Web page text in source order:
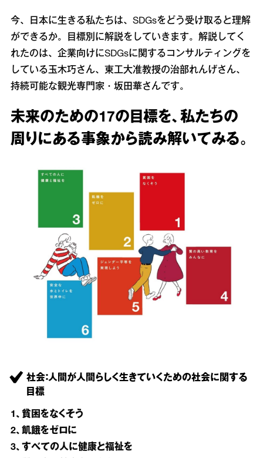
今、日本に生きる私たちは、SDGsをどう受け取ると理解
ができるか。目標別に解説をしていきます。解説してく
れたのは、企業向けにSDGsに関するコンサルティングを
している玉木巧さん、東工大准教授の治部れんげさん、
持続可能な観光専門家・坂田華さんです。
未来のための17の目標を、私たちの
周りにある事象から読み解いてみる。
社会：人間が人間らしく生きていくための社会に関する
目標
1、貧困をなくそう
2、飢餓をゼロに
3、すべての人に健康と福祉を